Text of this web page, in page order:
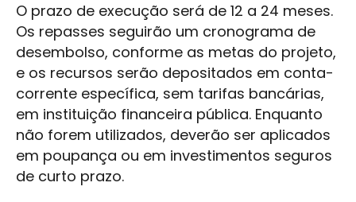
O prazo de execução será de 12 a 24 meses.
Os repasses seguirão um cronograma de
desembolso, conforme as metas do projeto,
e os recursos serão depositados em conta-
corrente específica, sem tarifas bancárias,
em instituição financeira pública. Enquanto
não forem utilizados, deverão ser aplicados
em poupança ou em investimentos seguros
de curto prazo.